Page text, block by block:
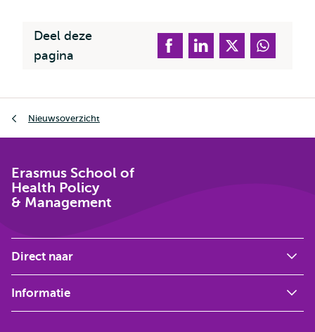
Deel deze
pagina
Nieuwsoverzicht
Erasmus School of
Health Policy
& Management
Direct naar
Informatie